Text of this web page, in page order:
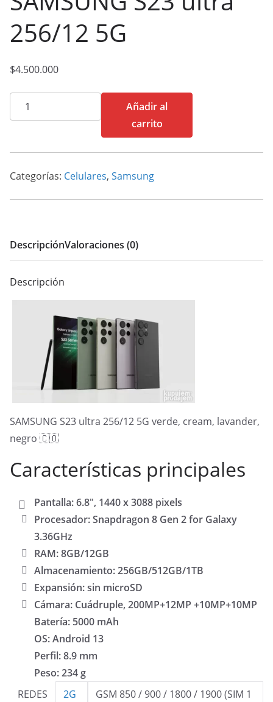
256/12 5G
$4.500.000
SAMSUNG
S23
256/12
cantidad
Añadir al
carrito
Categorías: Celulares, Samsung
DescripciónValoraciones (0)
Descripción
SAMSUNG S23 ultra 256/12 5G verde, cream, lavander,
negro 🇨🇴
Características principales
Pantalla: 6.8″, 1440 x 3088 pixels
Procesador: Snapdragon 8 Gen 2 for Galaxy
3.36GHz
RAM: 8GB/12GB
Almacenamiento: 256GB/512GB/1TB
Expansión: sin microSD
Cámara: Cuádruple, 200MP+12MP +10MP+10MP
Batería: 5000 mAh
OS: Android 13
Perfil: 8.9 mm
Peso: 234 g
REDES
2G
GSM 850 / 900 / 1800 / 1900 (SIM 1